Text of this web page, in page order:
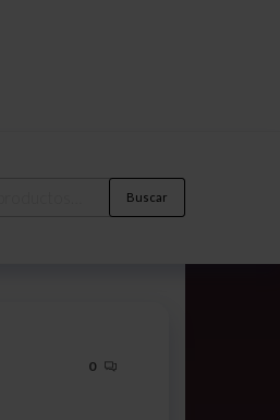
Buscar
0